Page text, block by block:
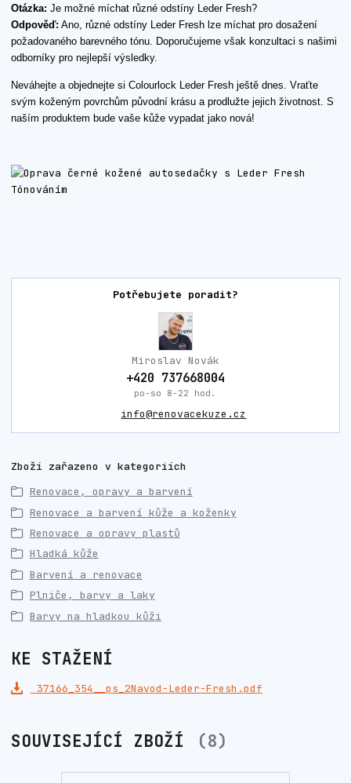
Otázka: Je možné míchat různé odstíny Leder Fresh?
Odpověď: Ano, různé odstíny Leder Fresh lze míchat pro dosažení
požadovaného barevného tónu. Doporučujeme však konzultaci s našimi
odborníky pro nejlepší výsledky.
Neváhejte a objednejte si Colourlock Leder Fresh ještě dnes. Vraťte
svým koženým povrchům původní krásu a prodlužte jejich životnost. S
naším produktem bude vaše kůže vypadat jako nová!
Potřebujete poradit?
Miroslav Novák
+420 737668004
po-so 8-22 hod.
info@renovacekuze.cz
Zboží zařazeno v kategoriích
Renovace, opravy a barvení
Renovace a barvení kůže a koženky
Renovace a opravy plastů
Hladká kůže
Barvení a renovace
Plniče, barvy a laky
Barvy na hladkou kůži
KE STAŽENÍ
37166_354__ps_2Navod-Leder-Fresh.pdf
SOUVISEJÍCÍ ZBOŽÍ 8